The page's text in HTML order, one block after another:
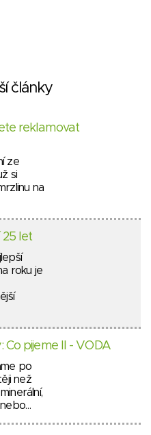
články
reklamovat
ze
si
na
25 let
roku je
Co pijeme II - VODA
po
než